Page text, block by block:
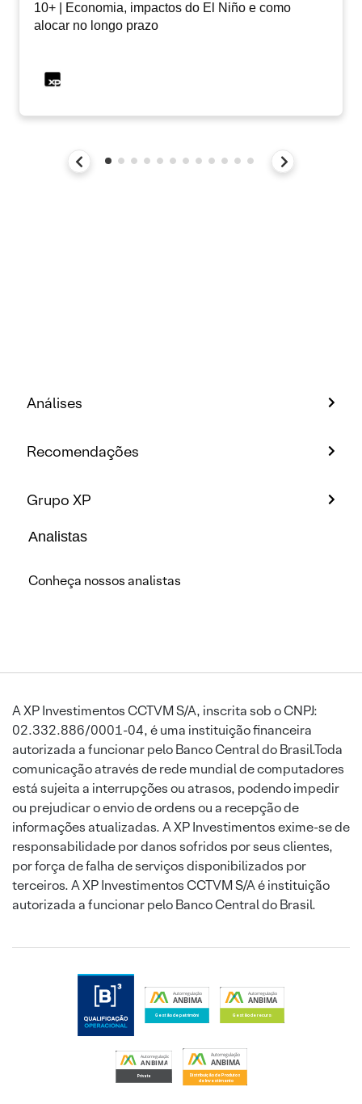
10+ | Economia, impactos do El Niño e como
alocar no longo prazo
Análises
Recomendações
Grupo XP
Analistas
Conheça nossos analistas
A XP Investimentos CCTVM S/A, inscrita sob o CNPJ:
02.332.886/0001-04, é uma instituição financeira
autorizada a funcionar pelo Banco Central do Brasil.Toda
comunicação através de rede mundial de computadores
está sujeita a interrupções ou atrasos, podendo impedir
ou prejudicar o envio de ordens ou a recepção de
informações atualizadas. A XP Investimentos exime-se de
responsabilidade por danos sofridos por seus clientes,
por força de falha de serviços disponibilizados por
terceiros. A XP Investimentos CCTVM S/A é instituição
autorizada a funcionar pelo Banco Central do Brasil.